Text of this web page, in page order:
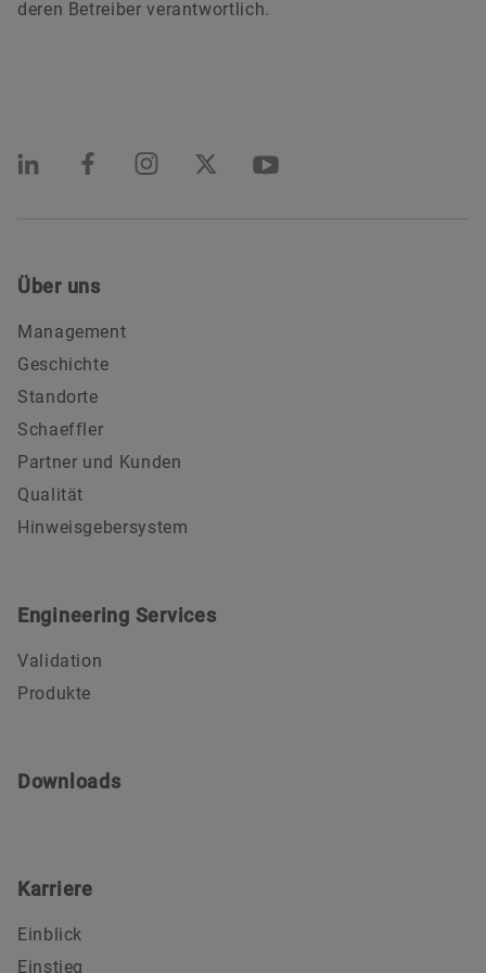
deren Betreiber verantwortlich.
Über uns
Management
Geschichte
Standorte
Schaeffler
Partner und Kunden
Qualität
Hinweisgebersystem
Engineering Services
Validation
Produkte
Downloads
Karriere
Einblick
Einstieg